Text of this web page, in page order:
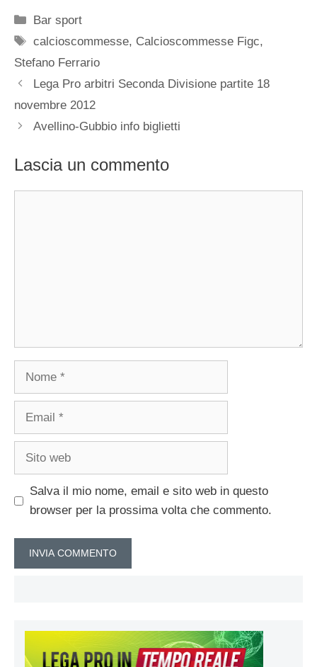
Categorie
Bar sport
Tag
calcioscommesse, Calcioscommesse Figc,
Stefano Ferrario
Lega Pro arbitri Seconda Divisione partite 18
novembre 2012
Avellino-Gubbio info biglietti
Lascia un commento
Nome
Email
Sito
Salva il mio nome, email e sito web in questo
browser per la prossima volta che commento.